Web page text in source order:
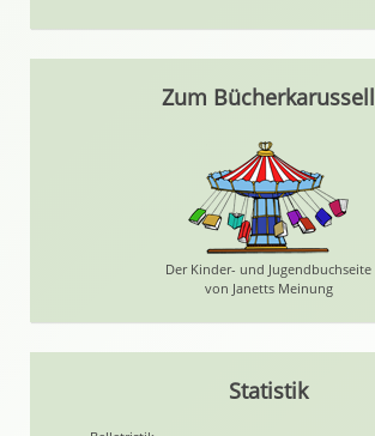
Zum Bücherkarussell
Der Kinder- und Jugendbuchseite
von Janetts Meinung
Statistik